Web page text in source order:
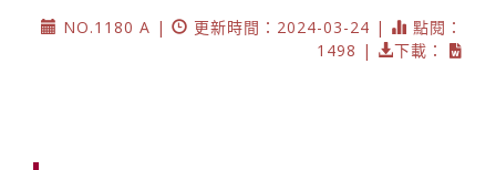
NO.1180 A |
更新時間：2024-03-24 |
點閱：
1498 |
下載：